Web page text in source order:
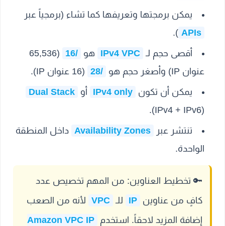
يمكن برمجتها وتعريفها كما تشاء (برمجياً عبر
APIs
).
أقصى حجم لـ IPv4 VPC هو /16
(65,536
عنوان IP) وأصغر حجم هو
/28 (16 عنوان IP).
يمكن أن تكون IPv4 only أو Dual Stack
(IPv4 + IPv6).
تنتشر عبر Availability Zones داخل المنطقة
الواحدة.
🔑 تخطيط العناوين: من المهم تخصيص عدد
كافٍ من عناوين IP للـ VPC لأنه من الصعب
إضافة المزيد لاحقاً. استخدم Amazon VPC IP